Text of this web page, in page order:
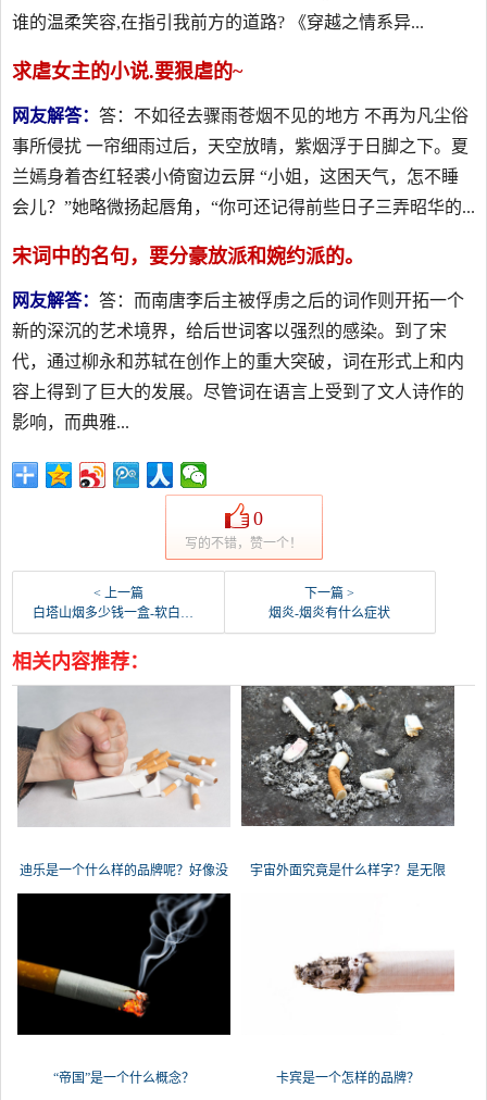
谁的温柔笑容,在指引我前方的道路? 《穿越之情系异...
求虐女主的小说.要狠虐的~
网友解答： 答：不如径去骤雨苍烟不见的地方 不再为凡尘俗
事所侵扰 一帘细雨过后，天空放晴，紫烟浮于日脚之下。夏
兰嫣身着杏红轻裘小倚窗边云屏 “小姐，这困天气，怎不睡
会儿？”她略微扬起唇角，“你可还记得前些日子三弄昭华的...
宋词中的名句，要分豪放派和婉约派的。
网友解答： 答：而南唐李后主被俘虏之后的词作则开拓一个
新的深沉的艺术境界，给后世词客以强烈的感染。到了宋
代，通过柳永和苏轼在创作上的重大突破，词在形式上和内
容上得到了巨大的发展。尽管词在语言上受到了文人诗作的
影响，而典雅...
0
写的不错，赞一个！
< 上一篇
白塔山烟多少钱一盒-软白塔山烟草多少钱
下一篇 >
烟炎-烟炎有什么症状
相关内容推荐：
迪乐是一个什么样的品牌呢？好像没
宇宙外面究竟是什么样字？是无限
“帝国”是一个什么概念？ 卡宾是一个怎样的品牌？